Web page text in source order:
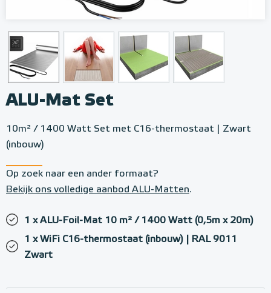
ALU-Mat Set
10m² / 1400 Watt Set met C16-thermostaat | Zwart
(inbouw)
Op zoek naar een ander formaat?
Bekijk ons volledige aanbod ALU-Matten.
1 x ALU-Foil-Mat 10 m² / 1400 Watt (0,5m x 20m)
1 x WiFi C16-thermostaat (inbouw) | RAL 9011
Zwart